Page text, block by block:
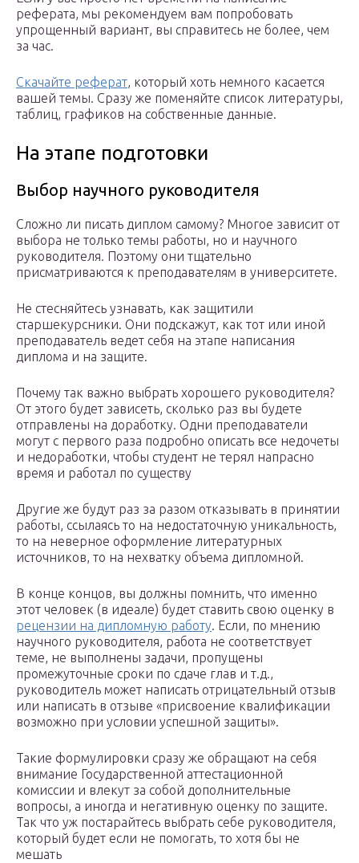
реферата, мы рекомендуем вам попробовать
упрощенный вариант, вы справитесь не более, чем
за час.
Скачайте реферат, который хоть немного касается
вашей темы. Сразу же поменяйте список литературы,
таблиц, графиков на собственные данные.
На этапе подготовки
Выбор научного руководителя
Сложно ли писать диплом самому? Многое зависит от
выбора не только темы работы, но и научного
руководителя. Поэтому они тщательно
присматриваются к преподавателям в университете.
Не стесняйтесь узнавать, как защитили
старшекурсники. Они подскажут, как тот или иной
преподаватель ведет себя на этапе написания
диплома и на защите.
Почему так важно выбрать хорошего руководителя?
От этого будет зависеть, сколько раз вы будете
отправлены на доработку. Одни преподаватели
могут с первого раза подробно описать все недочеты
и недоработки, чтобы студент не терял напрасно
время и работал по существу
Другие же будут раз за разом отказывать в принятии
работы, ссылаясь то на недостаточную уникальность,
то на неверное оформление литературных
источников, то на нехватку объема дипломной.
В конце концов, вы должны помнить, что именно
этот человек (в идеале) будет ставить свою оценку в
рецензии на дипломную работу. Если, по мнению
научного руководителя, работа не соответствует
теме, не выполнены задачи, пропущены
промежуточные сроки по сдаче глав и т.д.,
руководитель может написать отрицательный отзыв
или написать в отзыве «присвоение квалификации
возможно при условии успешной защиты».
Такие формулировки сразу же обращают на себя
внимание Государственной аттестационной
комиссии и влекут за собой дополнительные
вопросы, а иногда и негативную оценку по защите.
Так что уж постарайтесь выбрать себе руководителя,
который будет если не помогать, то хотя бы не
мешать